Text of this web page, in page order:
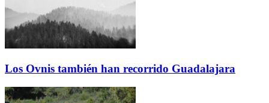
Los Ovnis también han recorrido Guadalajara